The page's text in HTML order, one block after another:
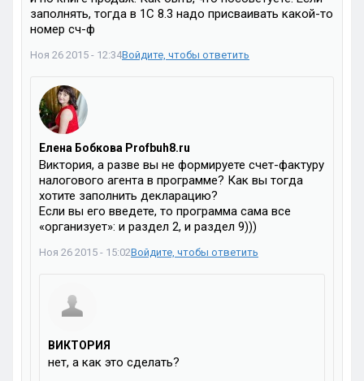
заполнять, тогда в 1С 8.3 надо присваивать какой-то
номер сч-ф
Ноя 26 2015 - 12:34Войдите, чтобы ответить
Елена Бобкова Profbuh8.ru
Виктория, а разве вы не формируете счет-фактуру
налогового агента в программе? Как вы тогда
хотите заполнить декларацию?
Если вы его введете, то программа сама все
«организует»: и раздел 2, и раздел 9)))
Ноя 26 2015 - 15:02Войдите, чтобы ответить
ВИКТОРИЯ
нет, а как это сделать?